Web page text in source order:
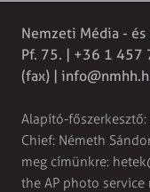
Nemzeti Média -
Pf. 75. | +36 1
(fax) |
Alapító-
Chief: Németh
meg címünkre:
the AP photo